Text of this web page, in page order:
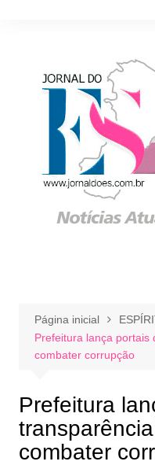
Página inicial
Prefeitura lança portais
combater corrupção
Prefeitura
combater